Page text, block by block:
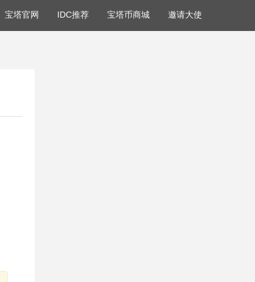
宝塔官网 IDC推荐 宝塔币商城 邀请大使